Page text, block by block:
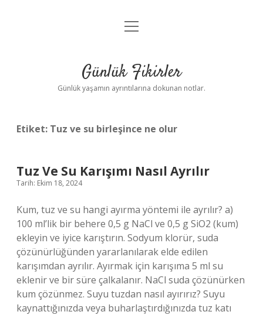
Anasayfa
Yasal Uyarı
menüyü
Günlük Fikirler
Günlük yaşamın ayrıntılarına dokunan notlar.
Etiket: Tuz ve su birleşince ne olur
Tuz Ve Su Karışımı Nasıl Ayrılır
Tarih: Ekim 18, 2024
Kum, tuz ve su hangi ayırma yöntemi ile ayrılır? a)
100 ml’lik bir behere 0,5 g NaCl ve 0,5 g SiO2 (kum)
ekleyin ve iyice karıştırın. Sodyum klorür, suda
çözünürlüğünden yararlanılarak elde edilen
karışımdan ayrılır. Ayırmak için karışıma 5 ml su
eklenir ve bir süre çalkalanır. NaCl suda çözünürken
kum çözünmez. Suyu tuzdan nasıl ayırırız? Suyu
kaynattığınızda veya buharlaştırdığınızda tuz katı